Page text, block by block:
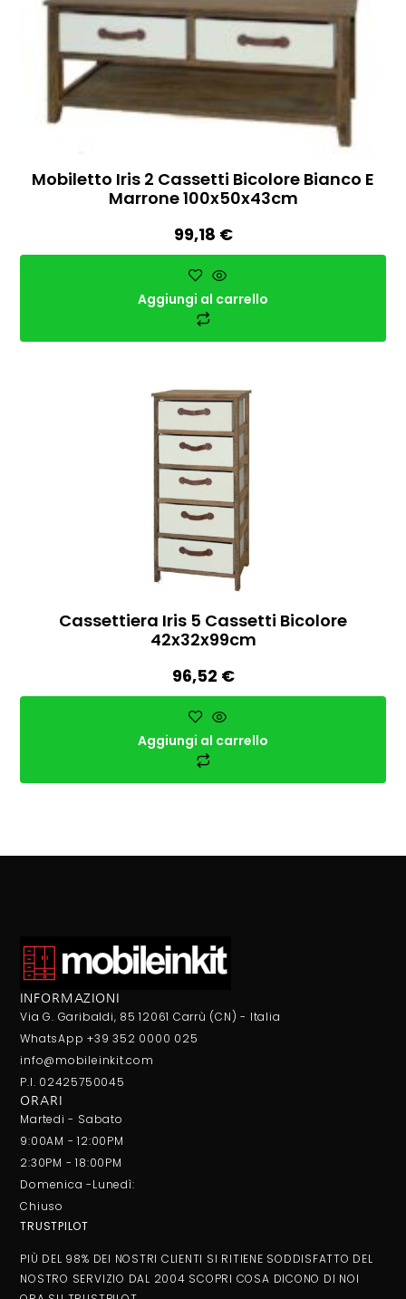
Mobiletto Iris 2 Cassetti Bicolore Bianco E
Marrone 100x50x43cm
99,18 €
Aggiungi al carrello
Cassettiera Iris 5 Cassetti Bicolore
42x32x99cm
96,52 €
Aggiungi al carrello
INFORMAZIONI
Via G. Garibaldi, 85 12061 Carrù (CN) - Italia
WhatsApp +39 352 0000 025
info@mobileinkit.com
P.I. 02425750045
ORARI
Martedi - Sabato
9:00AM - 12:00PM
2:30PM - 18:00PM
Domenica -Lunedì:
Chiuso
TRUSTPILOT
PIÙ DEL 98% DEI NOSTRI CLIENTI SI RITIENE SODDISFATTO DEL
NOSTRO SERVIZIO DAL 2004 SCOPRI COSA DICONO DI NOI